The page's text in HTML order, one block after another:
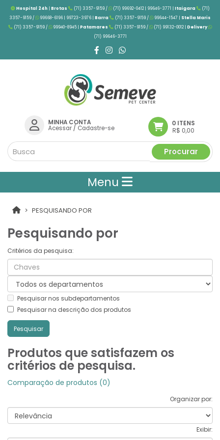
Hospital 24h| Brotas (71) 3357-9159 / (71) 99692-0412 | 99646-3771 | Itaigara
(71)
3357-9159 /
99668-6196 | 99723-3976 | Barra (71) 3357-9159 / 99644-1547 | Stella Maris
(71) 3357-9159 /
99940-8945 | Patamares (71) 3357-9159 / (71) 99132-0012 | Delivery
(71) 99646-3771
MINHA CONTA
Acessar/ Cadastre-se
0 ITENS
R$ 0,00
Procurar
Menu
PESQUISANDO POR
Pesquisando por
Critérios da pesquisa:
Pesquisar nos subdepartamentos
Pesquisar na descrição dos produtos
Produtos que satisfazem os
critérios de pesquisa.
Comparação de produtos (0)
Organizar por:
Exibir: